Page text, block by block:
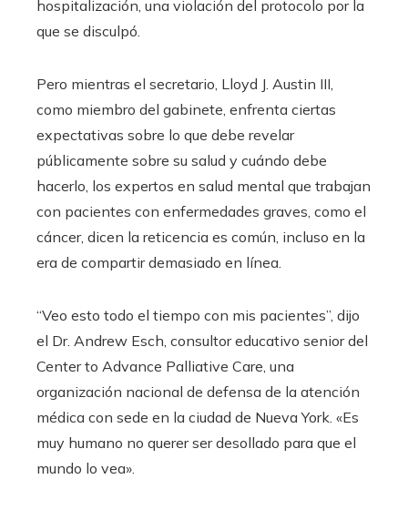
hospitalización, una violación del protocolo por la
que se disculpó.
Pero mientras el secretario, Lloyd J. Austin III,
como miembro del gabinete, enfrenta ciertas
expectativas sobre lo que debe revelar
públicamente sobre su salud y cuándo debe
hacerlo, los expertos en salud mental que trabajan
con pacientes con enfermedades graves, como el
cáncer, dicen la reticencia es común, incluso en la
era de compartir demasiado en línea.
“Veo esto todo el tiempo con mis pacientes”, dijo
el Dr. Andrew Esch, consultor educativo senior del
Center to Advance Palliative Care, una
organización nacional de defensa de la atención
médica con sede en la ciudad de Nueva York. «Es
muy humano no querer ser desollado para que el
mundo lo vea».